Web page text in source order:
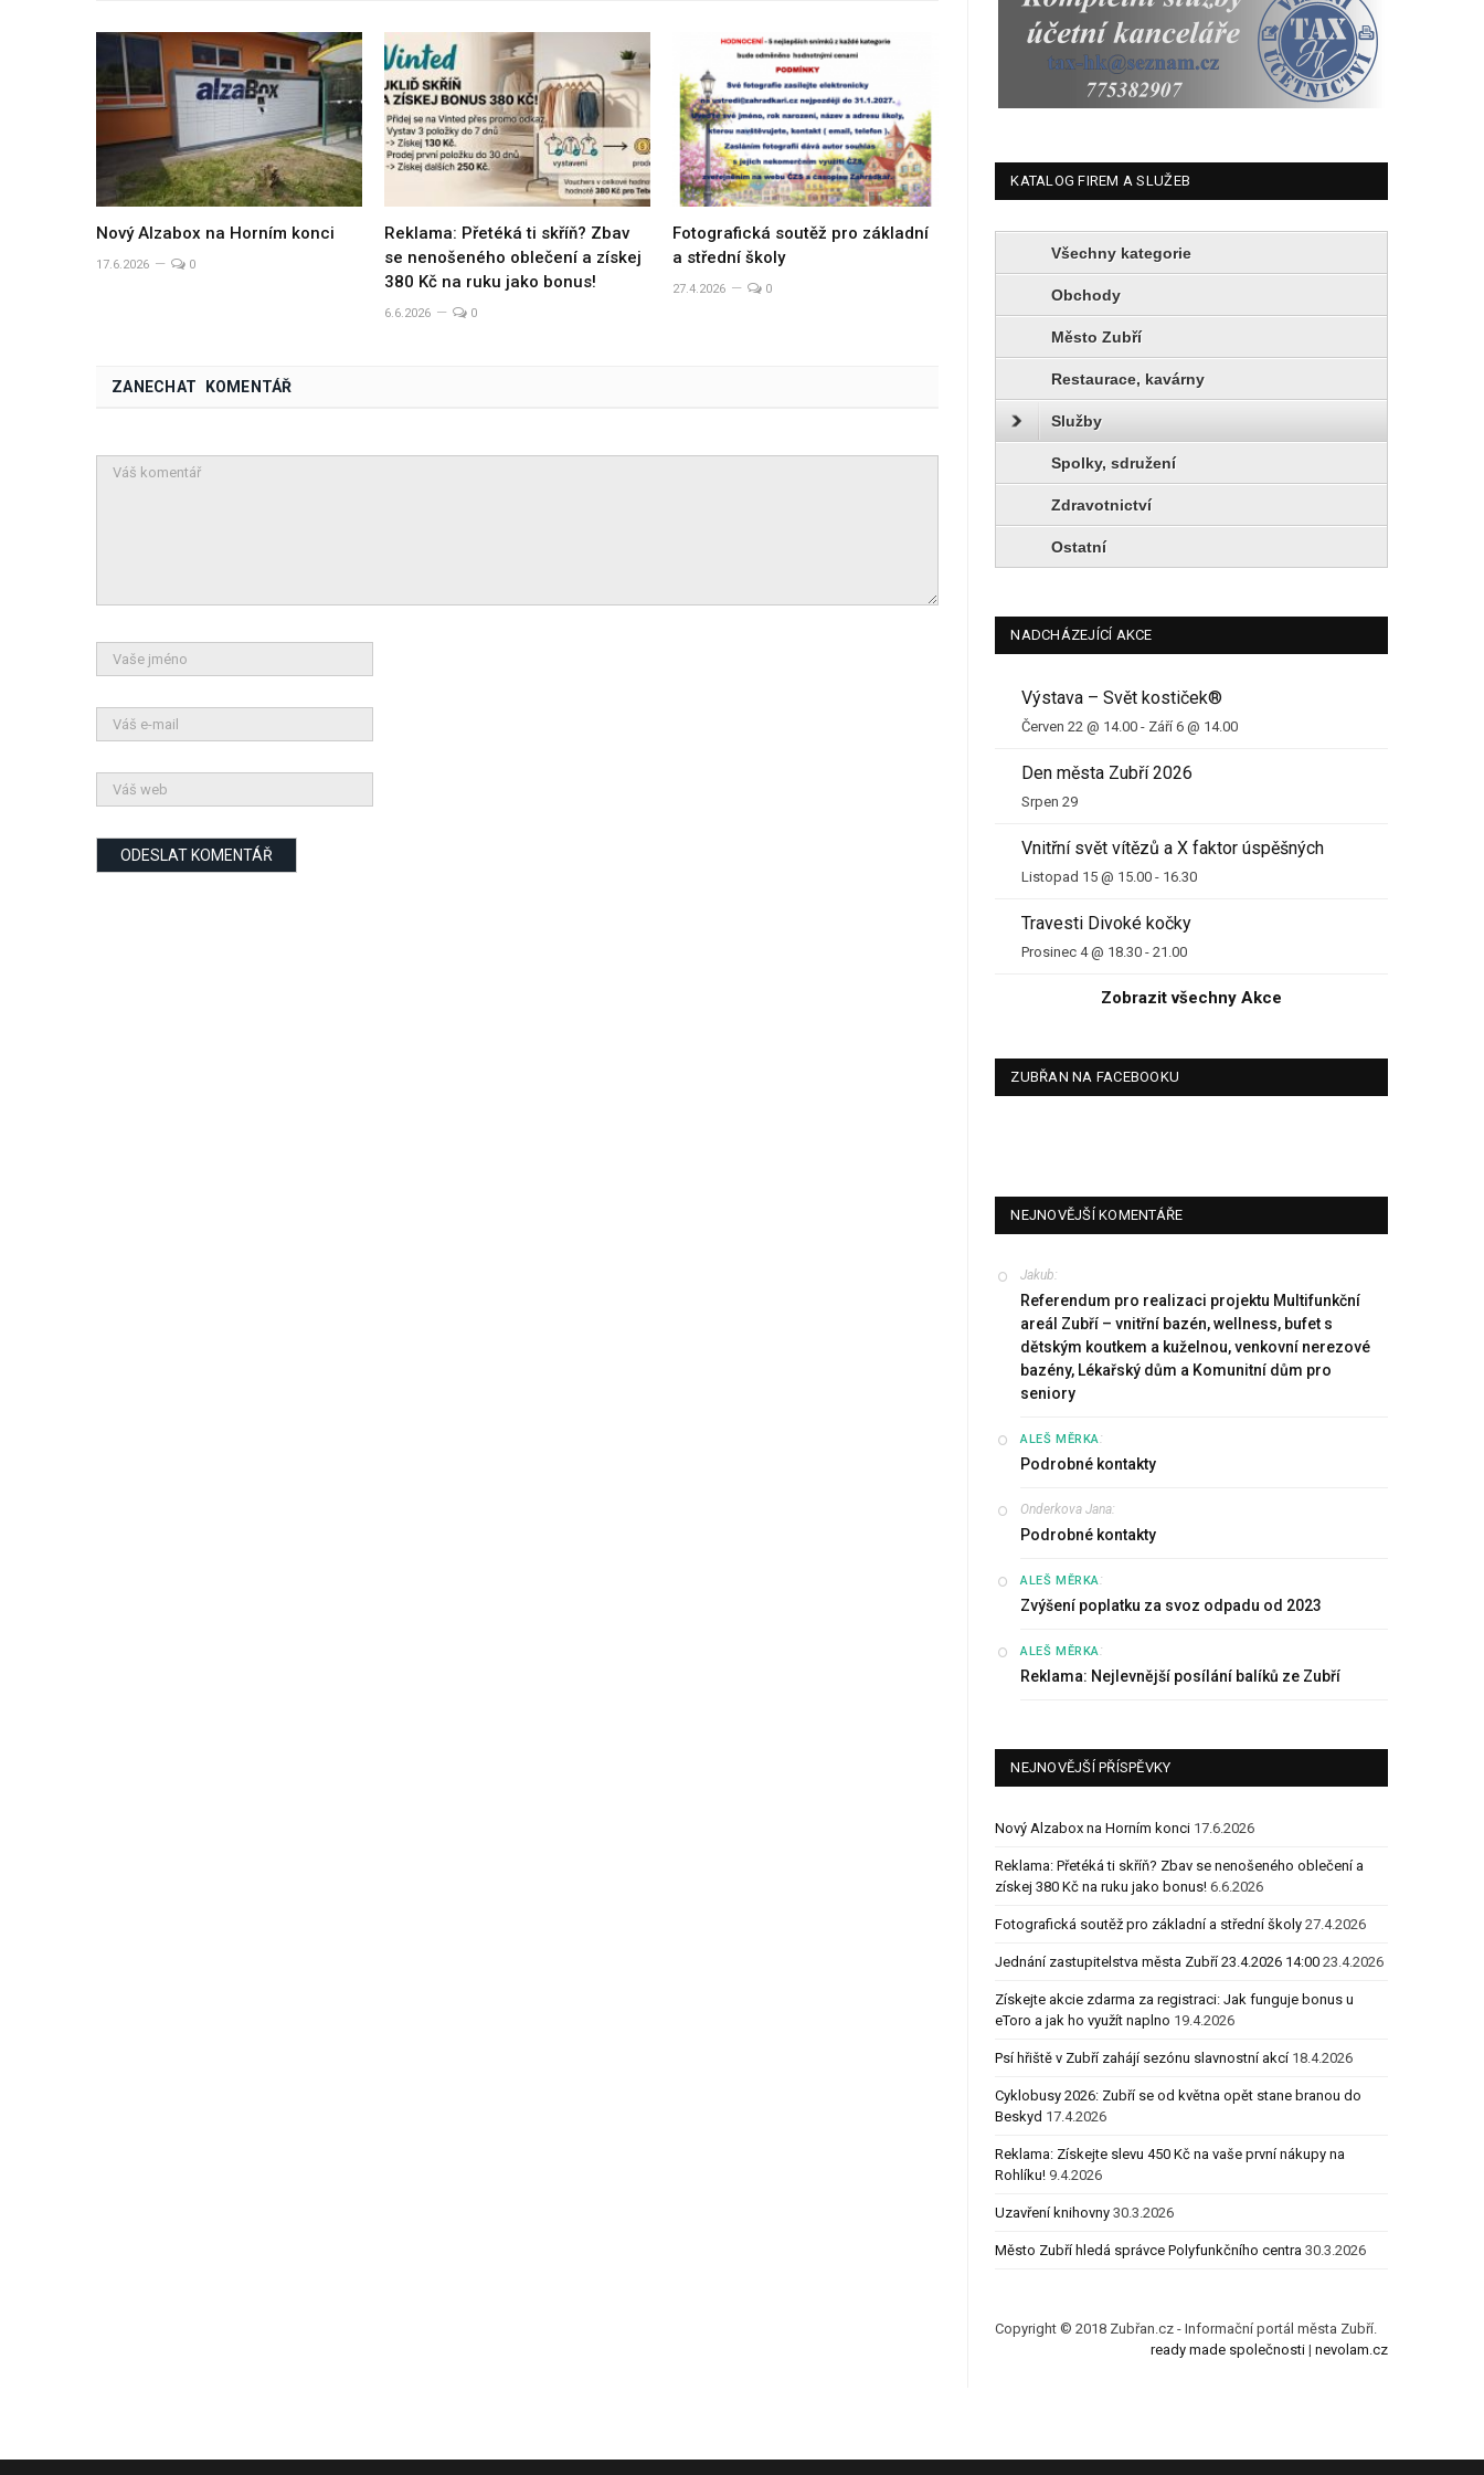
Nový Alzabox na Horním konci
17.6.2026 0
Reklama: Přetéká ti skříň? Zbav
se nenošeného oblečení a získej
380 Kč na ruku jako bonus!
6.6.2026 0
Fotografická soutěž pro základní
a střední školy
27.4.2026 0
ZANECHAT KOMENTÁŘ
KATALOG FIREM A SLUŽEB
Všechny kategorie
Obchody
Město Zubří
Restaurace, kavárny
Služby
Spolky, sdružení
Zdravotnictví
Ostatní
NADCHÁZEJÍCÍ AKCE
Výstava – Svět kostiček®
Červen 22 @ 14.00 - Září 6 @ 14.00
Den města Zubří 2026
Srpen 29
Vnitřní svět vítězů a X faktor úspěšných
Listopad 15 @ 15.00 - 16.30
Travesti Divoké kočky
Prosinec 4 @ 18.30 -21.00
Zobrazit všechny Akce
ZUBŘAN NA FACEBOOKU
NEJNOVĚJŠÍ KOMENTÁŘE
Jakub:
Referendum pro realizaci projektu Multifunkční
areál Zubří – vnitřní bazén, wellness, bufet s
dětským koutkem a kuželnou, venkovní nerezové
bazény, Lékařský dům a Komunitní dům pro
seniory
ALEŠ MĚRKA:
Podrobné kontakty
Onderkova Jana:
Podrobné kontakty
ALEŠ MĚRKA:
Zvýšení poplatku za svoz odpadu od 2023
ALEŠ MĚRKA:
Reklama: Nejlevnější posílání balíků ze Zubří
NEJNOVĚJŠÍ PŘÍSPĚVKY
Nový Alzabox na Horním konci 17.6.2026
Reklama: Přetéká ti skříň? Zbav se nenošeného oblečení a
získej 380 Kč na ruku jako bonus! 6.6.2026
Fotografická soutěž pro základní a střední školy 27.4.2026
Jednání zastupitelstva města Zubří 23.4.2026 14:00 23.4.2026
Získejte akcie zdarma za registraci: Jak funguje bonus u
eToro a jak ho využít naplno 19.4.2026
Psí hřiště v Zubří zahájí sezónu slavnostní akcí 18.4.2026
Cyklobusy 2026: Zubří se od května opět stane branou do
Beskyd 17.4.2026
Reklama: Získejte slevu 450 Kč na vaše první nákupy na
Rohlíku! 9.4.2026
Uzavření knihovny 30.3.2026
Město Zubří hledá správce Polyfunkčního centra 30.3.2026
Copyright © 2018 Zubřan.cz - Informační portál města Zubří.
ready made společnosti| nevolam.cz